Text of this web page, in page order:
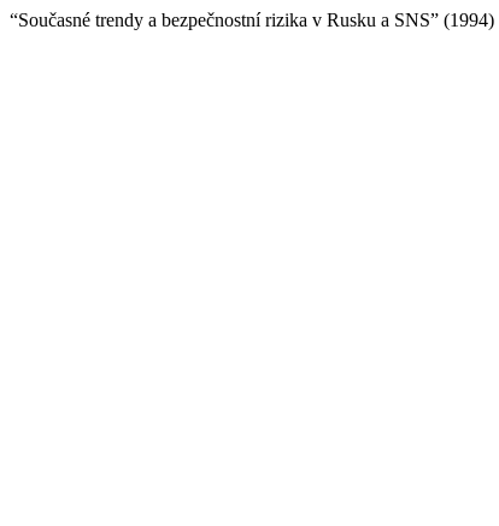
“Současné trendy a bezpečnostní rizika v Rusku a SNS” (1994)